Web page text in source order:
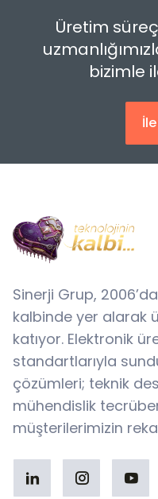
Üretim
bizimle
Sinerji Grup,
kalbinde yer alarak
katıyor. Elektronik
standartlarıyla
çözümleri; teknik
mühendislik
müşterilerimizin